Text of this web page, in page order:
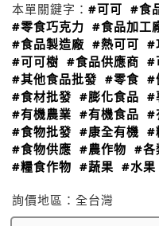
本單關鍵字： #可可 #食
#零食巧克力 #食品加工
#食品製造廠 #熱可可 #
#可可樹 #食品供應商 #
#其他食品批發 #零食 #
#食材批發 #膨化食品 #
#有機農業 #有機食品 #
#食物批發 #康全有機 #
#食物供應 #農作物 #各
#糧食作物 #蔬果 #水果
詢價地區： 全台灣